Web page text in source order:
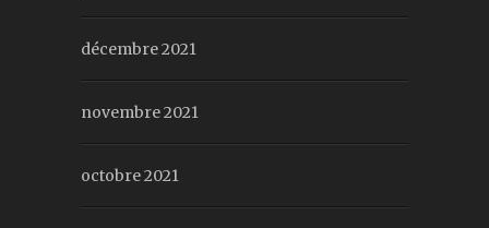
décembre 2021
novembre 2021
octobre 2021